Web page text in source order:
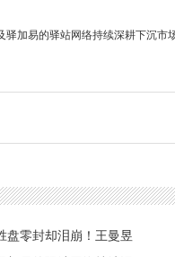
驿加易的驿站网络持续深耕下沉市
盘零封却泪崩！王曼昱